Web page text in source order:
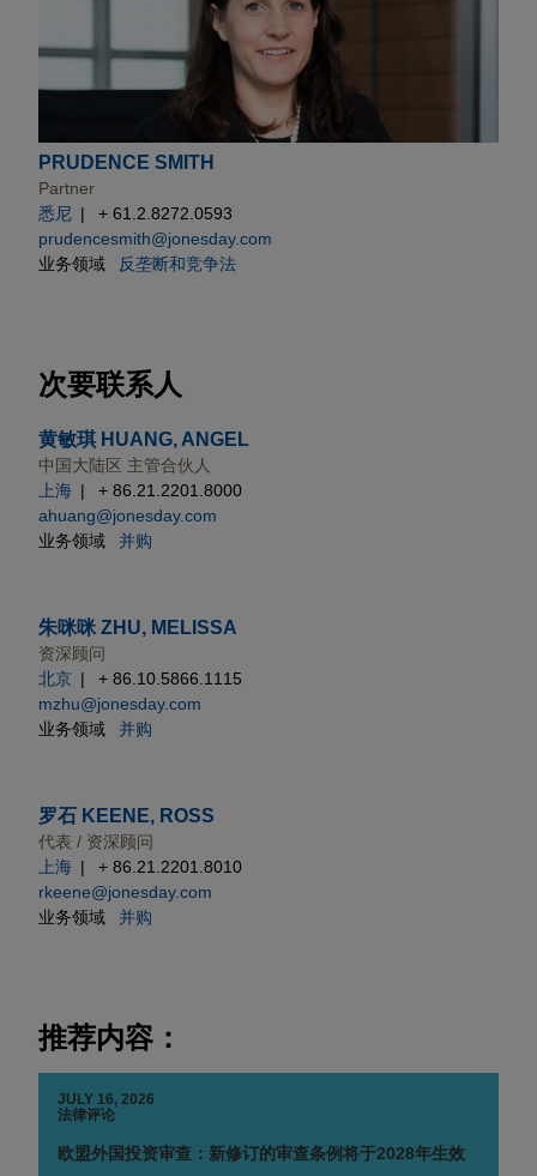
PRUDENCE SMITH
Partner
悉尼
+ 61.2.8272.0593
prudencesmith@jonesday.com
业务领域
反垄断和竞争法
次要联系人
黄敏琪 HUANG, ANGEL
中国大陆区 主管合伙人
上海
+ 86.21.2201.8000
ahuang@jonesday.com
业务领域
并购
朱咪咪 ZHU, MELISSA
资深顾问
北京
+ 86.10.5866.1115
mzhu@jonesday.com
业务领域
并购
罗石 KEENE, ROSS
代表 / 资深顾问
上海
+ 86.21.2201.8010
rkeene@jonesday.com
业务领域
并购
推荐内容：
JULY 16, 2026
法律评论
欧盟外国投资审查：新修订的审查条例将于2028年生效